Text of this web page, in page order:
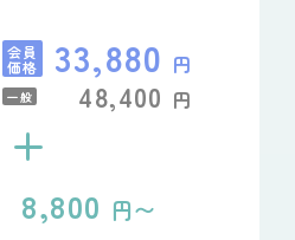
会員
価格 33,880 円
一般 48,400 円
+
8,800 円〜